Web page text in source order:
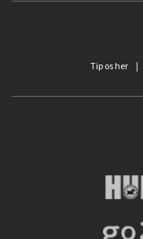
Tip os her |